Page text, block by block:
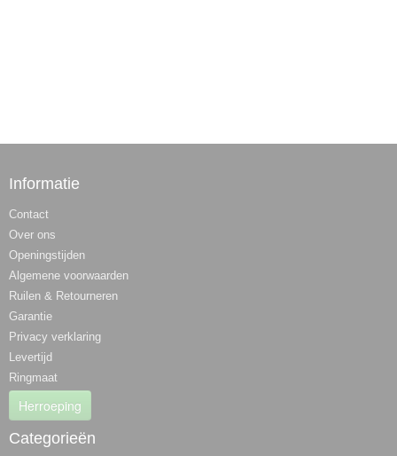
Informatie
Contact
Over ons
Openingstijden
Algemene voorwaarden
Ruilen & Retourneren
Garantie
Privacy verklaring
Levertijd
Ringmaat
Herroeping
Categorieën